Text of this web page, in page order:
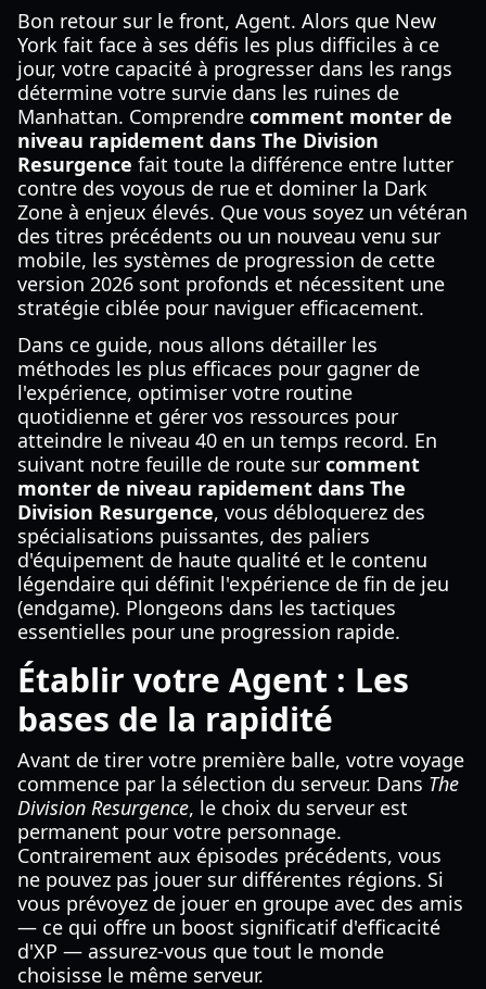
Bon retour sur le front, Agent. Alors que New
York fait face à ses défis les plus difficiles à ce
jour, votre capacité à progresser dans les rangs
détermine votre survie dans les ruines de
Manhattan. Comprendre comment monter de
niveau rapidement dans The Division
Resurgence fait toute la différence entre lutter
contre des voyous de rue et dominer la Dark
Zone à enjeux élevés. Que vous soyez un vétéran
des titres précédents ou un nouveau venu sur
mobile, les systèmes de progression de cette
version 2026 sont profonds et nécessitent une
stratégie ciblée pour naviguer efficacement.
Dans ce guide, nous allons détailler les
méthodes les plus efficaces pour gagner de
l'expérience, optimiser votre routine
quotidienne et gérer vos ressources pour
atteindre le niveau 40 en un temps record. En
suivant notre feuille de route sur comment
monter de niveau rapidement dans The
Division Resurgence, vous débloquerez des
spécialisations puissantes, des paliers
d'équipement de haute qualité et le contenu
légendaire qui définit l'expérience de fin de jeu
(endgame). Plongeons dans les tactiques
essentielles pour une progression rapide.
Établir votre Agent : Les
bases de la rapidité
Avant de tirer votre première balle, votre voyage
commence par la sélection du serveur. Dans The
Division Resurgence, le choix du serveur est
permanent pour votre personnage.
Contrairement aux épisodes précédents, vous
ne pouvez pas jouer sur différentes régions. Si
vous prévoyez de jouer en groupe avec des amis
— ce qui offre un boost significatif d'efficacité
d'XP — assurez-vous que tout le monde
choisisse le même serveur.